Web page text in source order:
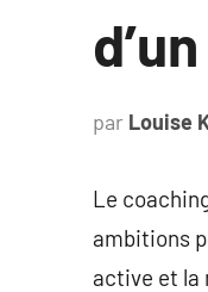
par Louise
Le
ambitions
active et la